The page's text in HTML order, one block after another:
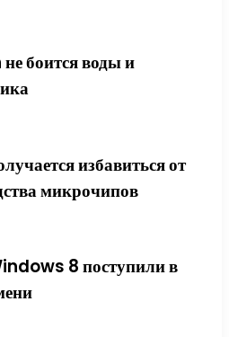
боится воды и
избавиться от
микрочипов
8 поступили в